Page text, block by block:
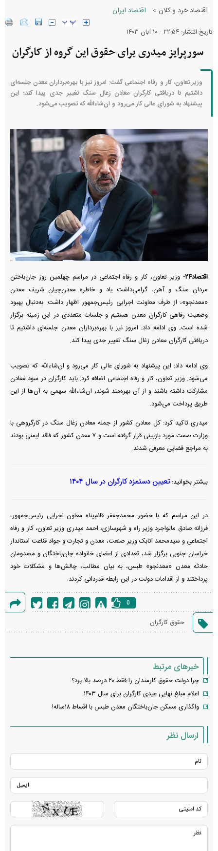
اقتصاد خرد و کلان » اقتصاد ایران
تاریخ انتشار: ۲۲:۵۴ - ۱۰ آبان ۱۴۰۳
سورپرایز میدری برای حقوق این گروه از کارگران
وزیر تعاون، کار و رفاه اجتماعی گفت: امروز نیز با بهره‌برداران معدن جلسه‌ای
داشتیم تا دریافتی کارگران معادن زغال سنگ تغییر جدی پیدا کند؛ این
پیشنهاد به شورای عالی کار می‌رود و ان‌شاءالله که تصویب می‌شود. ‌
اقتصاد۲۴-
وزیر تعاون، کار و رفاه اجتماعی در مراسم چهلمین روز جان‌باختن
مردان سنگ و آهن، گرامی‌داشت یاد و خاطره معدن‌چیان شریف معدن
«معدنجو»، از طرف معاونت اجرایی رئیس‌جمهور اظهار داشت: به‌دنبال بهبود
وضعیت رفاهی کارگران معدن هستیم و جلسات متعددی در این زمینه برگزار
شده است. وی ادامه داد: امروز نیز با بهره‌برداران معدن جلسه‌ای داشتیم تا
دریافتی کارگران معادن زغال سنگ تغییر جدی پیدا کند.
وی ادامه داد: این پیشنهاد به شورای عالی کار می‌رود و ان‌شاءالله که تصویب
می‌شود. وزیر تعاون، کار و رفاه اجتماعی اضافه کرد: باید کارگران در سود معادن
مشارکت داشته باشند و از آن بهره‌مند شوند، ان‌شاءالله سهمی به آن‌ها از این
طریق پرداخت می‌شود.
میدری تاکید کرد: کل معادن کشور از جمله معادن زغال سنگ در کارگروهی با
وزارت صمت مورد بازبینی قرار گرفته است و ۷ معدن کشور که فاقد ایمنی بودند
به مراجع قضایی معرفی شدند.
بیشتر بخوانید:تعیین دستمزد کارگران در سال ۱۴۰۴
در این مراسم که با حضور محمدجعفر قائم‌پناه معاون اجرایی رئیس‌جمهور،
فرزانه صادق مالواجرد وزیر راه و شهرسازی، احمد میدری وزیر تعاون، کار و رفاه
اجتماعی و سیدمحمد اتابک وزیر صنعت، معدن و تجارت و جواد قناعت استاندار
خراسان جنوبی برگزار شد، تعدادی از اعضای خانواده جان‌باختگان و مصدومان
حادثه معدن «معدنجو» طبس، به بیان مطالب، چالش‌ها و مشکلات خود
پرداختند و از اقدامات دولت در این رابطه قدردانی کردند.
خطا
0
حقوق کارگران
خبرهای مرتبط
چرا دولت حقوق کارمندان را فقط ۲۰ درصد بالا برد؟
اعلام مبلغ نهایی عیدی کارگران برای سال ۱۴۰۳
واگذاری مسکن جان‌باختگان معدن طبس با اقساط ۱۸ساله!
ارسال نظر